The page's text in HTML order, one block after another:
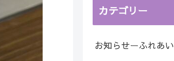
カテゴリー
お知らせーふれあい